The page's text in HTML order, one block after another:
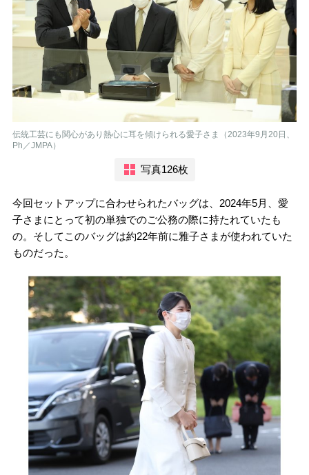
伝統工芸にも関心があり熱心に耳を傾けられる愛子さま（2023年9月20日、
Ph／JMPA）
写真126枚
今回セットアップに合わせられたバッグは、2024年5月、愛
子さまにとって初の単独でのご公務の際に持たれていたも
の。そしてこのバッグは約22年前に雅子さまが使われていた
ものだった。